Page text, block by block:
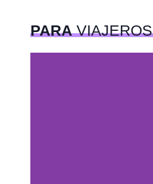
PARAVIAJEROS